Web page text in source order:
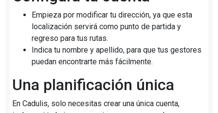
Empieza por modificar tu dirección, ya que esta
localización servirá como punto de partida y
regreso para tus rutas.
Indica tu nombre y apellido, para que tus gestores
puedan encontrarte más fácilmente.
Una planificación única
En Cadulis, solo necesitas crear una única cuenta,